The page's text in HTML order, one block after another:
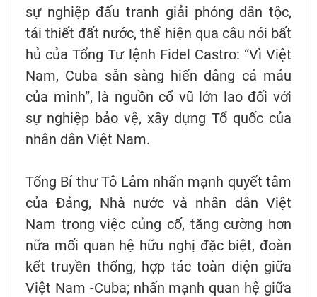
sự nghiệp đấu tranh giải phóng dân tộc,
tái thiết đất nước, thể hiện qua câu nói bất
hủ của Tổng Tư lệnh Fidel Castro: “Vì Việt
Nam, Cuba sẵn sàng hiến dâng cả máu
của mình”, là nguồn cổ vũ lớn lao đối với
sự nghiệp bảo vệ, xây dựng Tổ quốc của
nhân dân Việt Nam.
Tổng Bí thư Tô Lâm nhấn mạnh quyết tâm
của Đảng, Nhà nước và nhân dân Việt
Nam trong việc củng cố, tăng cường hơn
nữa mối quan hệ hữu nghị đặc biệt, đoàn
kết truyền thống, hợp tác toàn diện giữa
Việt Nam -Cuba; nhấn mạnh quan hệ giữa